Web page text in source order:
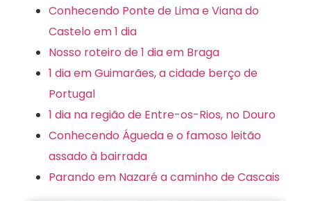
Conhecendo Ponte de Lima e Viana do
Castelo em 1 dia
Nosso roteiro de 1 dia em Braga
1 dia em Guimarães, a cidade berço de
Portugal
1 dia na região de Entre-os-Rios, no Douro
Conhecendo Águeda e o famoso leitão
assado à bairrada
Parando em Nazaré a caminho de Cascais